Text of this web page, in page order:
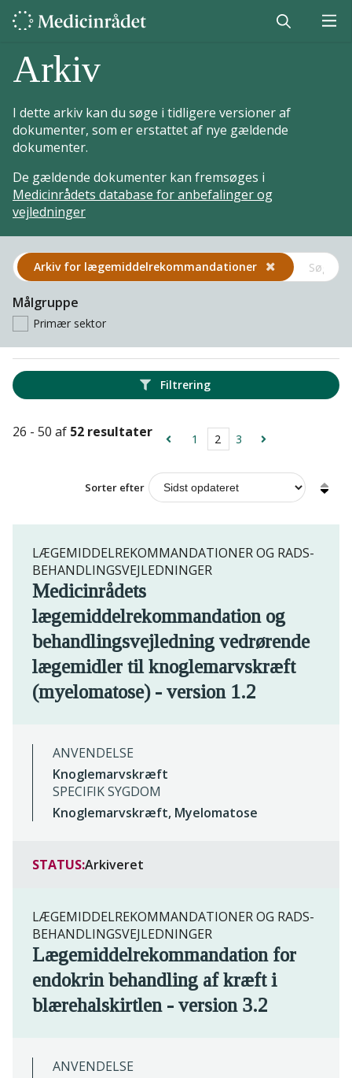
Arkiv
I dette arkiv kan du søge i tidligere versioner af
dokumenter, som er erstattet af nye gældende
dokumenter.
De gældende dokumenter kan fremsøges i
Medicinrådets database for anbefalinger og
vejledninger
Arkiv for lægemiddel­rekommandationer
Målgruppe
Primær sektor
Filtrering
26 - 50 af 52 resultater 1 2 3
Sorter efter
LÆGEMIDDELREKOMMANDATIONER OG RADS-
BEHANDLINGSVEJLEDNINGER
Medicinrådets
lægemiddelrekommandation og
behandlingsvejledning vedrørende
lægemidler til knoglemarvskræft
(myelomatose) - version 1.2
ANVENDELSE
Knoglemarvskræft
SPECIFIK SYGDOM
Knoglemarvskræft, Myelomatose
STATUS:Arkiveret
LÆGEMIDDELREKOMMANDATIONER OG RADS-
BEHANDLINGSVEJLEDNINGER
Lægemiddelrekommandation for
endokrin behandling af kræft i
blærehalskirtlen - version 3.2
ANVENDELSE